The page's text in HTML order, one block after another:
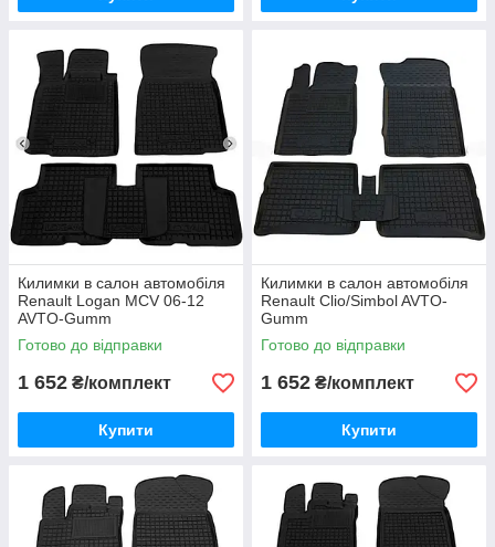
Килимки в салон автомобіля
Renault Logan MCV 06-12
AVTO-Gumm
Готово до відправки
1 652 ₴/комплект
Купити
Килимки в салон автомобіля
Renault Clio/Simbol AVTO-
Gumm
Готово до відправки
1 652 ₴/комплект
Купити